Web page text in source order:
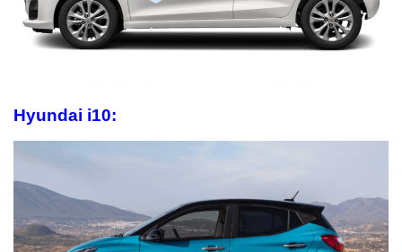
Hyundai i10: